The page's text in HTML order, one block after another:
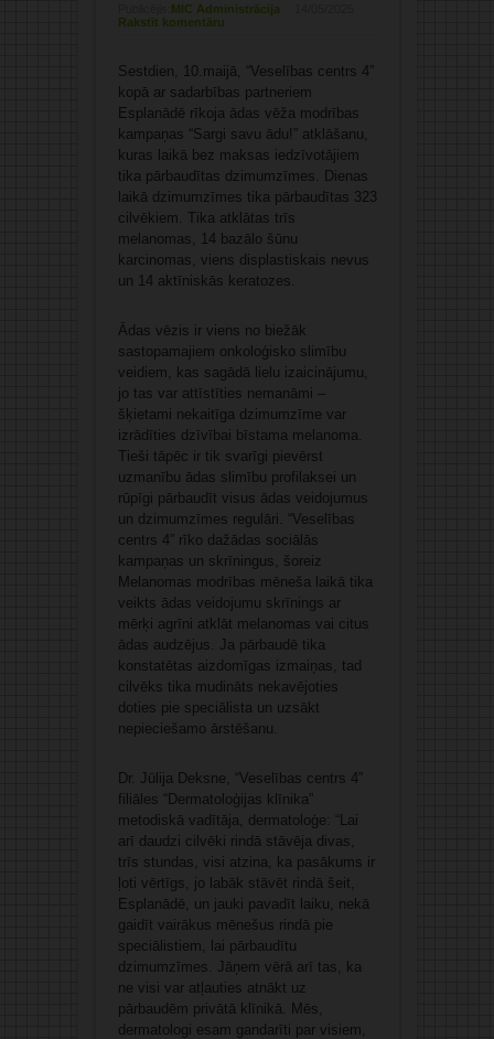
MIC Administrācija
Rakstīt komentāru
Sestdien, 10.maijā, “Veselības centrs 4”
kopā ar sadarbības partneriem
Esplanādē rīkoja ādas vēža modrības
kampaņas “Sargi savu ādu!” atklāšanu,
kuras laikā bez maksas iedzīvotājiem
tika pārbaudītas dzimumzīmes. Dienas
laikā dzimumzīmes tika pārbaudītas 323
cilvēkiem. Tika atklātas trīs
melanomas, 14 bazālo šūnu
karcinomas, viens displastiskais nevus
un 14 aktīniskās keratozes.
Ādas vēzis ir viens no biežāk
sastopamajiem onkoloģisko slimību
veidiem, kas sagādā lielu izaicinājumu,
jo tas var attīstīties nemanāmi –
šķietami nekaitīga dzimumzīme var
izrādīties dzīvībai bīstama melanoma.
Tieši tāpēc ir tik svarīgi pievērst
uzmanību ādas slimību profilaksei un
rūpīgi pārbaudīt visus ādas veidojumus
un dzimumzīmes regulāri. “Veselības
centrs 4” rīko dažādas sociālās
kampaņas un skrīningus, šoreiz
Melanomas modrības mēneša laikā tika
veikts ādas veidojumu skrīnings ar
mērķi agrīni atklāt melanomas vai citus
ādas audzējus. Ja pārbaudē tika
konstatētas aizdomīgas izmaiņas, tad
cilvēks tika mudināts nekavējoties
doties pie speciālista un uzsākt
nepieciešamo ārstēšanu.
Dr. Jūlija Deksne, “Veselības centrs 4”
filiāles “Dermatoloģijas klīnika”
metodiskā vadītāja, dermatoloģe: “Lai
arī daudzi cilvēki rindā stāvēja divas,
trīs stundas, visi atzina, ka pasākums ir
ļoti vērtīgs, jo labāk stāvēt rindā šeit,
Esplanādē, un jauki pavadīt laiku, nekā
gaidīt vairākus mēnešus rindā pie
speciālistiem, lai pārbaudītu
dzimumzīmes. Jāņem vērā arī tas, ka
ne visi var atļauties atnākt uz
pārbaudēm privātā klīnikā. Mēs,
dermatologi esam gandarīti par visiem,